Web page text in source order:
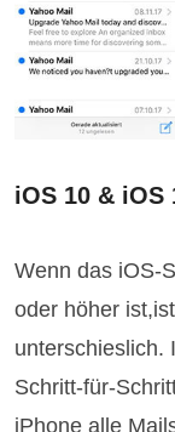
iOS 10 &
Wenn das iOS-
oder höher
unterschieslich.
Schritt-für-
iPhone alle